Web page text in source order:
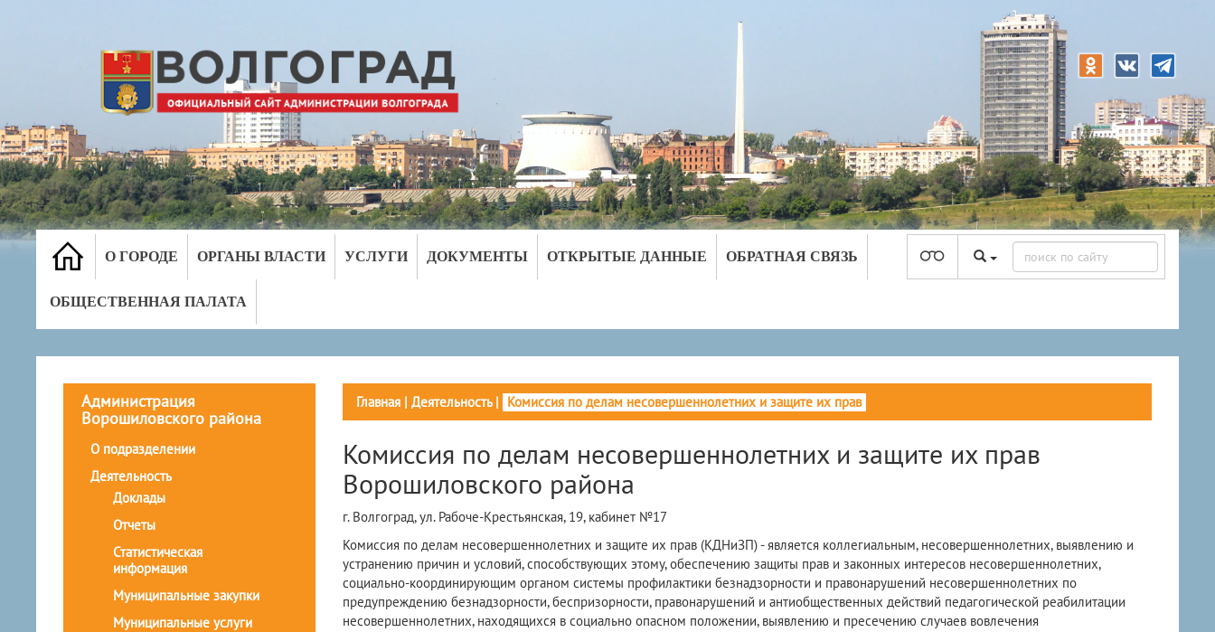
О ГОРОДЕ ОРГАНЫ ВЛАСТИ УСЛУГИ ДОКУМЕНТЫ ОТКРЫТЫЕ ДАННЫЕ ОБРАТНАЯ СВЯЗЬ
ОБЩЕСТВЕННАЯ ПАЛАТА
Администрация
Ворошиловского района
О подразделении
Деятельность
Доклады
Отчеты
Статистическая
информация
Муниципальные закупки
Муниципальные услуги
Главная| Деятельность| Комиссия по делам несовершеннолетних и защите их прав
Комиссия по делам несовершеннолетних и защите их прав
Ворошиловского района
г. Волгоград, ул. Рабоче-Крестьянская, 19, кабинет №17
Комиссия по делам несовершеннолетних и защите их прав (КДНиЗП) - является коллегиальным, несовершеннолетних, выявлению и
устранению причин и условий, способствующих этому, обеспечению защиты прав и законных интересов несовершеннолетних,
социально-координирующим органом системы профилактики безнадзорности и правонарушений несовершеннолетних по
предупреждению безнадзорности, беспризорности, правонарушений и антиобщественных действий педагогической реабилитации
несовершеннолетних, находящихся в социально опасном положении, выявлению и пресечению случаев вовлечения